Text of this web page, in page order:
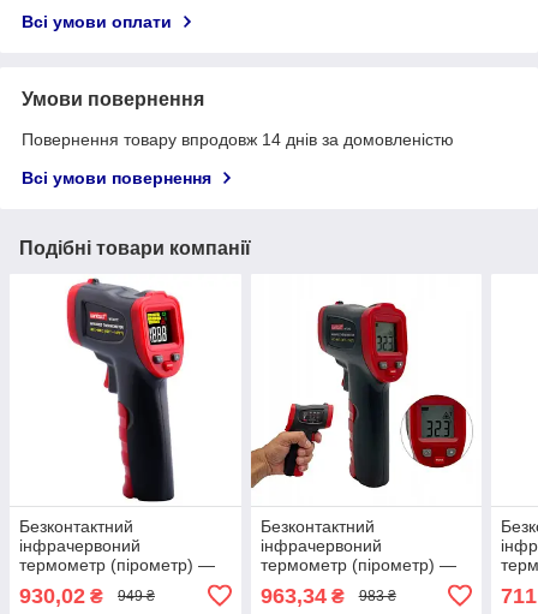
Всі умови оплати
Умови повернення
Повернення товару впродовж 14 днів за домовленістю
Всі умови повернення
Подібні товари компанії
Безконтактний
інфрачервоний
термометр (пірометр) —
0,1-1 WINTACT WT327C
930,02 ₴ 949 ₴
Безконтактний
інфрачервоний
термометр (пірометр) —
0,1-1 WINTACT WT326D
963,34₴ 983 ₴
0,1-